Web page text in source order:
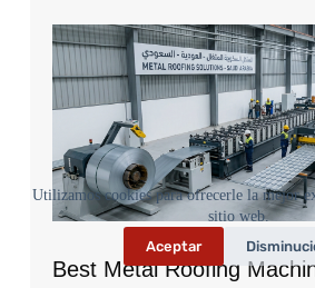
Utilizamos cookies para ofrecerle la mejor
sitio web.
Aceptar
Best Metal Roofing